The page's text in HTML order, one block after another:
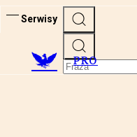
Serwisy
PRO